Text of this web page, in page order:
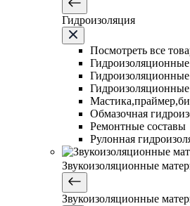
Гидроизоляция
Посмотреть все
Обмазочная
Ремонтные составы
Рулонная
Звукоизоляционные
Звукоизоляционные